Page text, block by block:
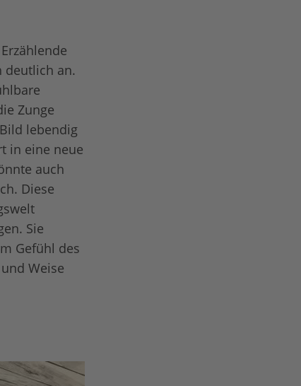
deutlich an.
Zunge
lebendig
in eine neue
auch
Diese
Sie
Gefühl des
Weise